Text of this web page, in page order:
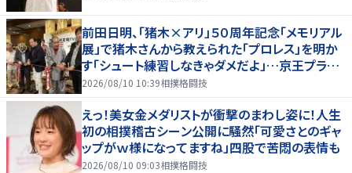
前田日明、「猪木×アリ」５０周年記念「メモリアル
展」で猪木さんから教えられた「プロレス」を明か
す「シュート練習しなきゃダメだよ」…京王プラザ
ホテルで３１日まで
2026/08/10 10:39相撲格闘技
えっ！美女金メダリストが衝撃のまわし姿に！人生
初の相撲稽古シーン公開に騒然「可愛さとのギャ
ップがｗ様になってますね」四股で苦悶の表情も
2026/08/10 09:03相撲格闘技